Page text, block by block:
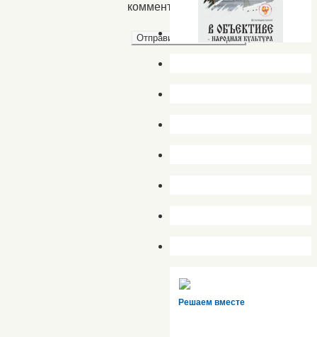
комментариев.
Решаем вместе